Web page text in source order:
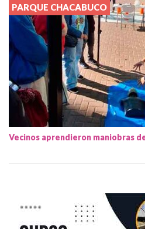
PARQUE CHACABUCO
Vecinos aprendieron maniobras